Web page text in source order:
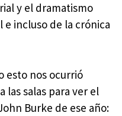
y el dramatismo
incluso de la crónica
esto nos ocurrió
las salas para ver el
Burke de ese año: